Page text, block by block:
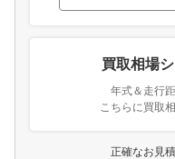
買取相場
年式＆走行
こちらに買取
正確なお見